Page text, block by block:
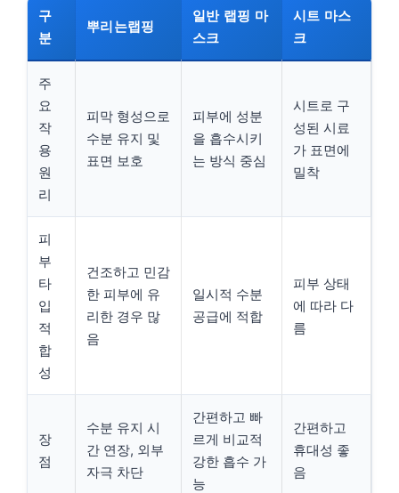
구
분
뿌리는랩핑
일반 랩핑 마
스크
시트 마스
크
주
요
작
용
원
리
피막 형성으로
수분 유지 및
표면 보호
피부에 성분
을 흡수시키
는 방식 중심
시트로 구
성된 시료
가 표면에
밀착
피
부
타
입
적
합
성
건조하고 민감
한 피부에 유
리한 경우 많
음
일시적 수분
공급에 적합
피부 상태
에 따라 다
름
장
점
수분 유지 시
간 연장, 외부
자극 차단
간편하고 빠
르게 비교적
강한 흡수 가
능
간편하고
휴대성 좋
음